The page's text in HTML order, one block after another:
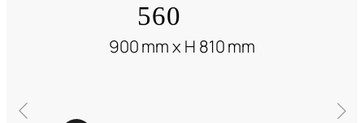
900 mm x H 810 mm